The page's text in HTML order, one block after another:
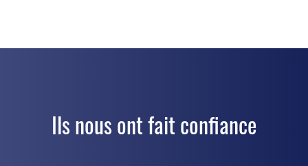
Ils nous ont fait confiance